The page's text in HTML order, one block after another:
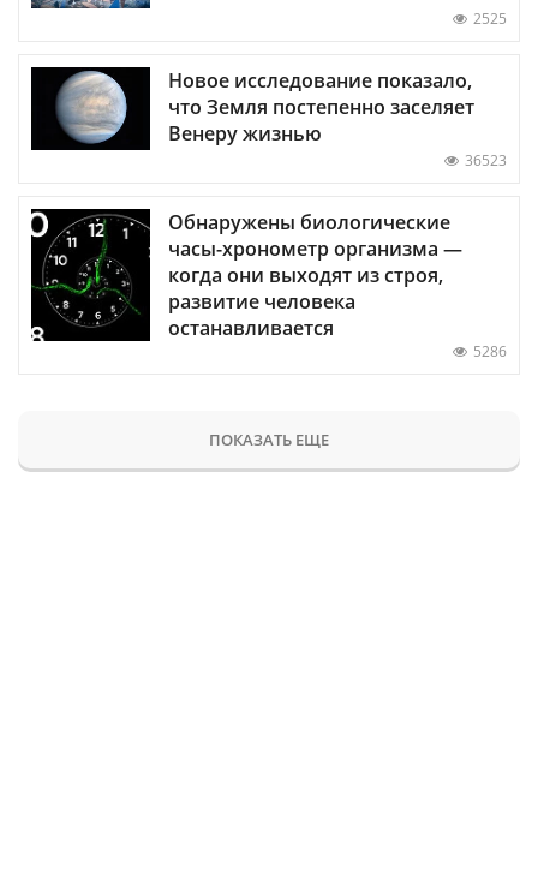
2525
Новое исследование показало,
что Земля постепенно заселяет
Венеру жизнью
36523
Обнаружены биологические
часы-хронометр организма —
когда они выходят из строя,
развитие человека
останавливается
5286
ПОКАЗАТЬ ЕЩЕ